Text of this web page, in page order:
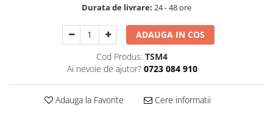
Decoratiuni Craciun
Sweet Wonderland
Crengute Decorative
Decoratiuni Luminoase
Coronite & Ghirlande
Aromaterapie Craciun
Durata de livrare: 24 - 48 ore
ADAUGA IN COS
Cod Produs: TSM4
Ai nevoie de ajutor? 0723 084 910
Adauga la Favorite Cere informatii